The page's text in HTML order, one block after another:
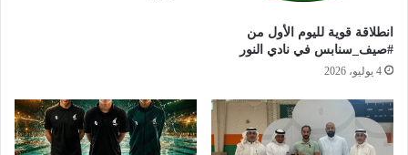
انطلاقة قوية لليوم الأول من
#صيف_سنابس في نادي النور
4 يوليو، 2026